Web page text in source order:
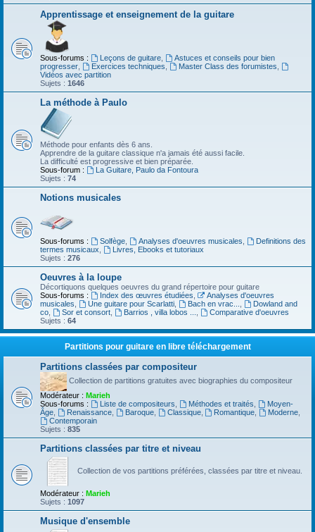
Apprentissage et enseignement de la guitare
Sous-forums : Leçons de guitare,
Astuces et conseils pour bien
progresser
Exercices techniques Master Class des forumistes
Vidéos avec partition
Sujets : 1646
La méthode à Paulo
Méthode pour enfants dès 6 ans.
Apprendre de la guitare classique n'a jamais été aussi facile.
La difficulté est progressive et bien préparée.
Sous-forum :
La Guitare, Paulo da Fontoura
Sujets : 74
Notions musicales
Sous-forums : Solfège, Analyses d'oeuvres musicales
Definitions des
termes musicaux
Livres, Ebooks et tutoriaux
Sujets : 276
Oeuvres à la loupe
Décortiquons quelques oeuvres du grand répertoire pour guitare
Sous-forums :
Index des œuvres étudiées
Analyses d'oeuvres
musicales
Une guitare pour Scarlatti, Bach en vrac...
Dowland and
co
Sor et consort, Barrios , villa lobos ...
Comparative d'oeuvres
Sujets : 64
Partitions pour guitare en libre téléchargement
Partitions classées par compositeur
Collection de partitions gratuites avec biographies du compositeur
Modérateur : Marieh
Sous-forums :
Liste de compositeurs Méthodes et traités
Moyen-
Âge
Renaissance, Baroque, Classique, Romantique Moderne
Contemporain
Sujets : 835
Partitions classées par titre et niveau
Collection de vos partitions préférées, classées par titre et niveau.
Modérateur : Marieh
Sujets : 1097
Musique d'ensemble